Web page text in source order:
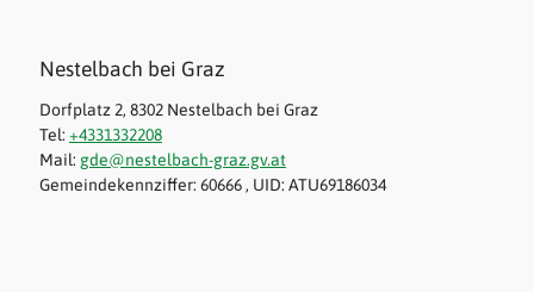
Nestelbach bei Graz
Dorfplatz 2, 8302 Nestelbach bei Graz
Tel: +4331332208
Mail: gde@nestelbach-graz.gv.at
Gemeindekennziffer: 60666 , UID: ATU69186034